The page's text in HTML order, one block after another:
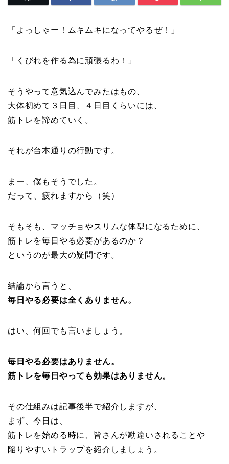
「よっしゃー！ムキムキになってやるぜ！」
「くびれを作る為に頑張るわ！」
そうやって意気込んでみたはもの、
大体初めて３日目、４日目くらいには、
筋トレを諦めていく。
それが台本通りの行動です。
まー、僕もそうでした。
だって、疲れますから（笑）
そもそも、マッチョやスリムな体型になるために、
筋トレを毎日やる必要があるのか？
というのが最大の疑問です。
結論から言うと、
毎日やる必要は全くありません。
はい、何回でも言いましょう。
毎日やる必要はありません。
筋トレを毎日やっても効果はありません。
その仕組みは記事後半で紹介しますが、
まず、今日は、
筋トレを始める時に、皆さんが勘違いされることや
陥りやすいトラップを紹介しましょう。